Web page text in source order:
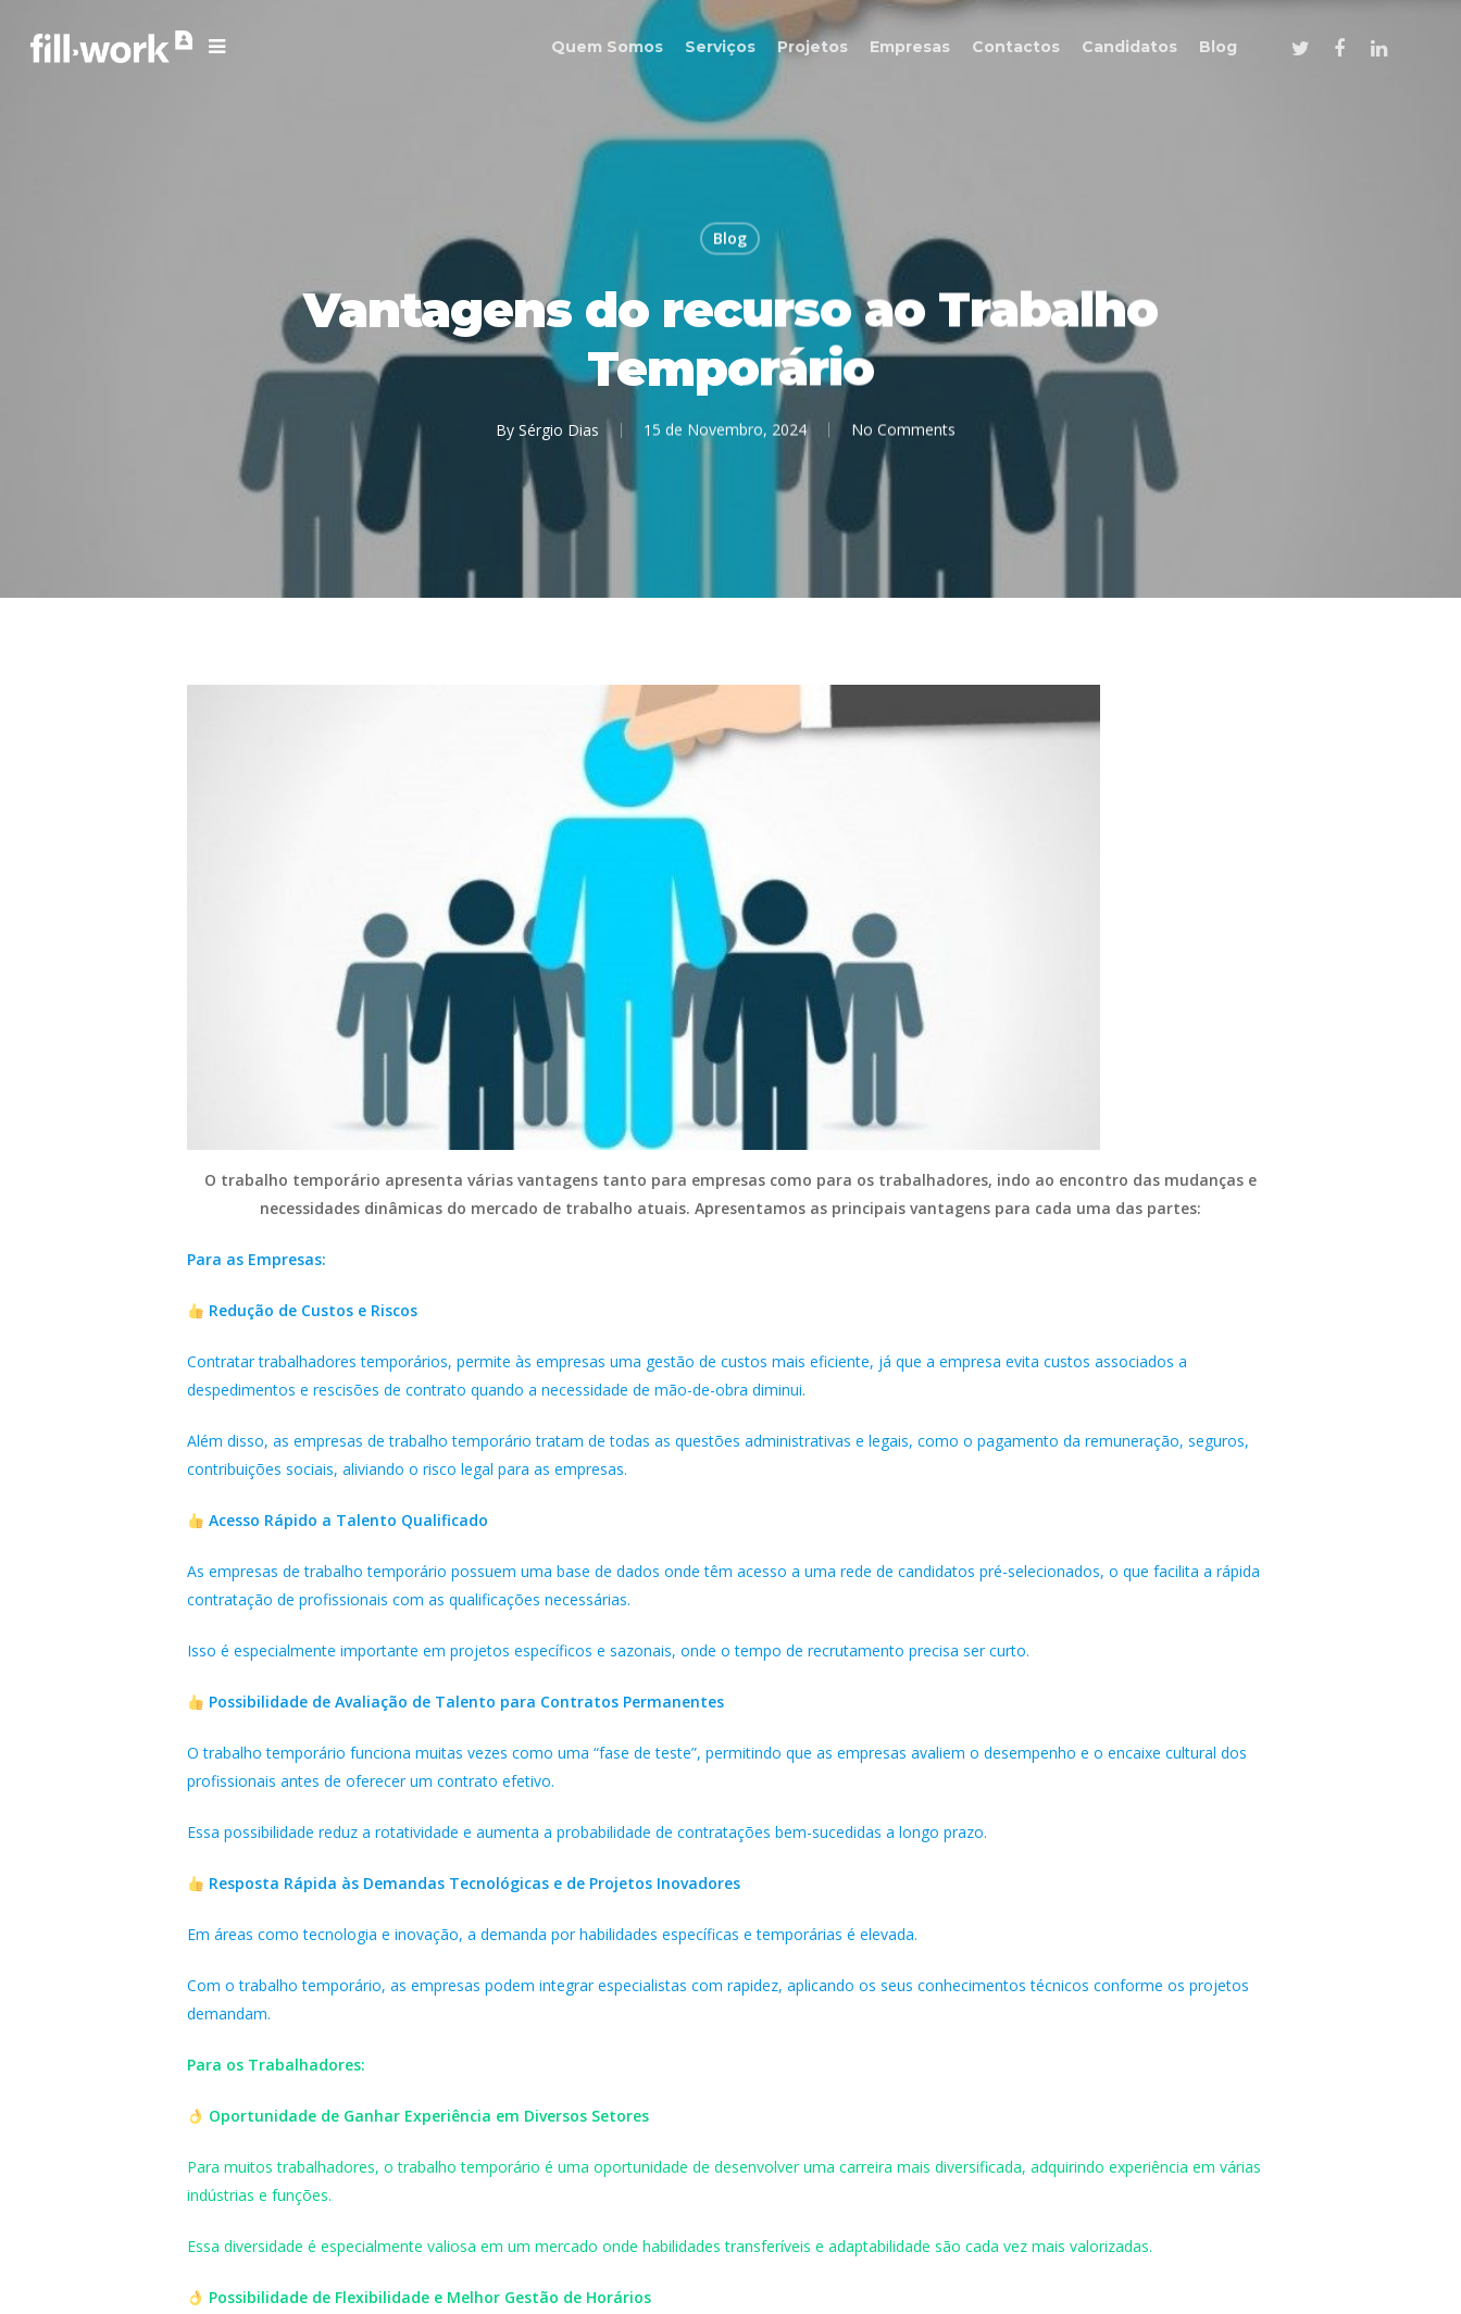
Quem Somos Serviços Projetos Empresas Contactos Candidatos Blog
Blog
Vantagens do recurso ao Trabalho
Temporário
By Sérgio Dias 15 de Novembro, 2024 No Comments
O trabalho temporário apresenta várias vantagens tanto para empresas como para os trabalhadores, indo ao encontro das mudanças e
necessidades dinâmicas do mercado de trabalho atuais. Apresentamos as principais vantagens para cada uma das partes:
Para as Empresas:
Redução de Custos e Riscos
Contratar trabalhadores temporários, permite às empresas uma gestão de custos mais eficiente, já que a empresa evita custos associados a
despedimentos e rescisões de contrato quando a necessidade de mão-de-obra diminui.
Além disso, as empresas de trabalho temporário tratam de todas as questões administrativas e legais, como o pagamento da remuneração, seguros,
contribuições sociais, aliviando o risco legal para as empresas.
Acesso Rápido a Talento Qualificado
As empresas de trabalho temporário possuem uma base de dados onde têm acesso a uma rede de candidatos pré-selecionados, o que facilita a rápida
contratação de profissionais com as qualificações necessárias.
Isso é especialmente importante em projetos específicos e sazonais, onde o tempo de recrutamento precisa ser curto.
Possibilidade de Avaliação de Talento para Contratos Permanentes
O trabalho temporário funciona muitas vezes como uma “fase de teste”, permitindo que as empresas avaliem o desempenho e o encaixe cultural dos
profissionais antes de oferecer um contrato efetivo.
Essa possibilidade reduz a rotatividade e aumenta a probabilidade de contratações bem-sucedidas a longo prazo.
Resposta Rápida às Demandas Tecnológicas e de Projetos Inovadores
Em áreas como tecnologia e inovação, a demanda por habilidades específicas e temporárias é elevada.
Com o trabalho temporário, as empresas podem integrar especialistas com rapidez, aplicando os seus conhecimentos técnicos conforme os projetos
demandam.
Para os Trabalhadores:
Oportunidade de Ganhar Experiência em Diversos Setores
Para muitos trabalhadores, o trabalho temporário é uma oportunidade de desenvolver uma carreira mais diversificada, adquirindo experiência em várias
indústrias e funções.
Essa diversidade é especialmente valiosa em um mercado onde habilidades transferíveis e adaptabilidade são cada vez mais valorizadas.
Possibilidade de Flexibilidade e Melhor Gestão de Horários